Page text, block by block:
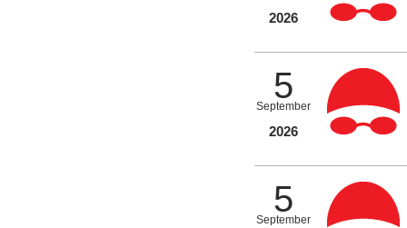
2026
5
September
2026
5
September